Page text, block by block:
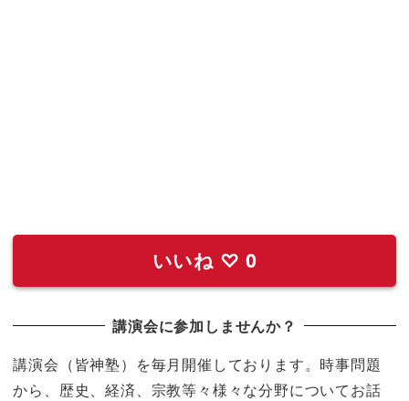
いいね ♡ 0
講演会に参加しませんか？
講演会（皆神塾）を毎月開催しております。時事問題
から、歴史、経済、宗教等々様々な分野についてお話